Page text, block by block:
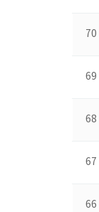
70
69
68
67
66